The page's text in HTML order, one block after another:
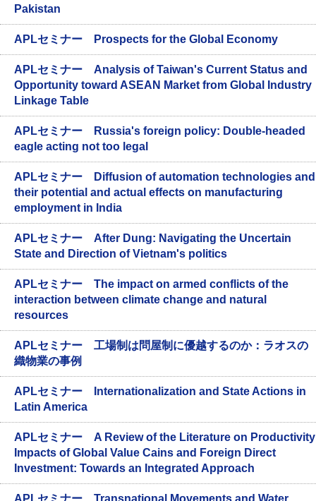
Pakistan
APLセミナー Prospects for the Global Economy
APLセミナー Analysis of Taiwan's Current Status and
Opportunity toward ASEAN Market from Global Industry
Linkage Table
APLセミナー Russia's foreign policy: Double-headed
eagle acting not too legal
APLセミナー Diffusion of automation technologies and
their potential and actual effects on manufacturing
employment in India
APLセミナー After Dung: Navigating the Uncertain
State and Direction of Vietnam's politics
APLセミナー The impact on armed conflicts of the
interaction between climate change and natural
resources
APLセミナー 工場制は問屋制に優越するのか：ラオスの
織物業の事例
APLセミナー Internationalization and State Actions in
Latin America
APLセミナー A Review of the Literature on Productivity
Impacts of Global Value Cains and Foreign Direct
Investment: Towards an Integrated Approach
APLセミナー Transnational Movements and Water